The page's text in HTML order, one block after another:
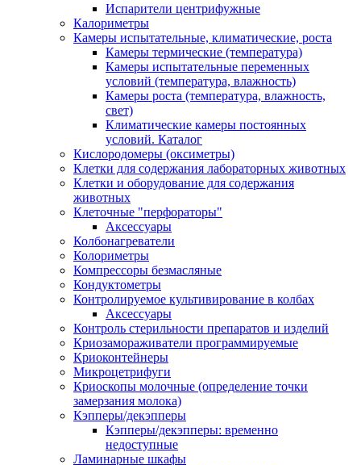
Испарители центрифужные
Калориметры
Камеры испытательные, климатические, роста
Камеры термические (температура)
Камеры испытательные переменных
условий (температура, влажность)
Камеры роста (температура, влажность,
свет)
Климатические камеры постоянных
условий. Каталог
Кислородомеры (оксиметры)
Клетки для содержания лабораторных животных
Клетки и оборудование для содержания
животных
Клеточные "перфораторы"
Аксессуары
Колбонагреватели
Колориметры
Компрессоры безмасляные
Кондуктометры
Контролируемое культивирование в колбах
Аксессуары
Контроль стерильности препаратов и изделий
Криозамораживатели программируемые
Криоконтейнеры
Микроцетрифуги
Криоскопы молочные (определение точки
замерзания молока)
Кэпперы/декэпперы
Кэпперы/декэпперы: временно
недоступные
Ламинарные шкафы